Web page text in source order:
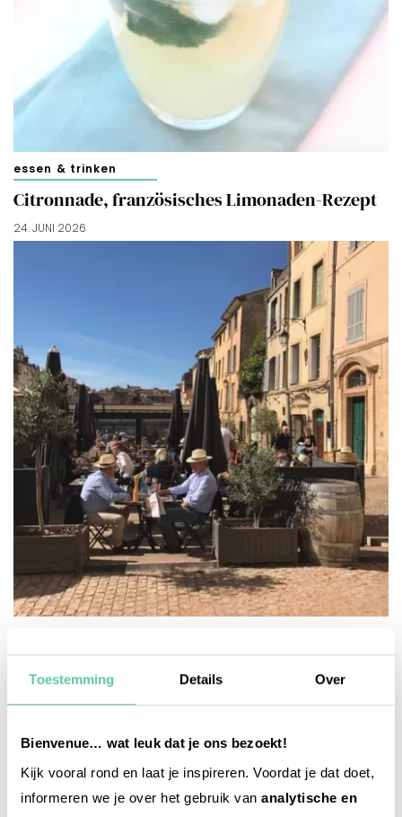
Toestemming Details Over
Bienvenue… wat leuk dat je ons bezoekt!
Kijk vooral rond en laat je inspireren. Voordat je dat doet,
informeren we je over het gebruik van analytische en
essen & trinken
Citronnade, französisches Limonaden-Rezept
24. JUNI 2026
sonnigsten?